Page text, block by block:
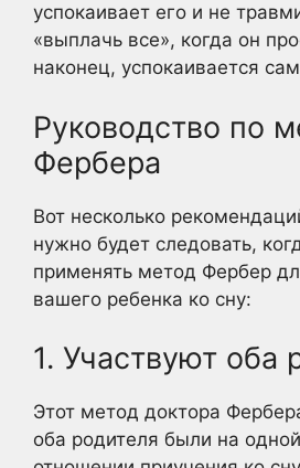
успокаивает его и не
«выплачь все», когда он
наконец, успокаивается
Руководство по
Фербера
Вот несколько
нужно будет следовать,
применять метод Фербер
вашего ребенка ко сну:
1. Участвуют оба
Этот метод доктора
оба родителя были на